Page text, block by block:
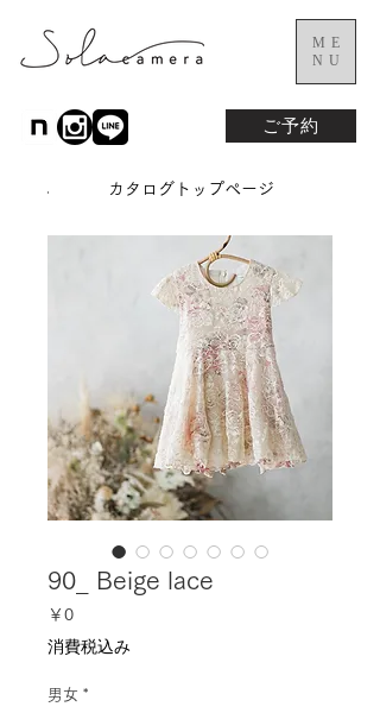
ME
NU
ご予約
90_ Beige lace
￥0価
消費税込み
男女 *
カタログトップページ